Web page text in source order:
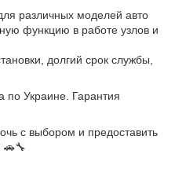
различных моделей авто
функцию в работе узлов и
долгий срок службы,
по Украине. Гарантия
с выбором и предоставить